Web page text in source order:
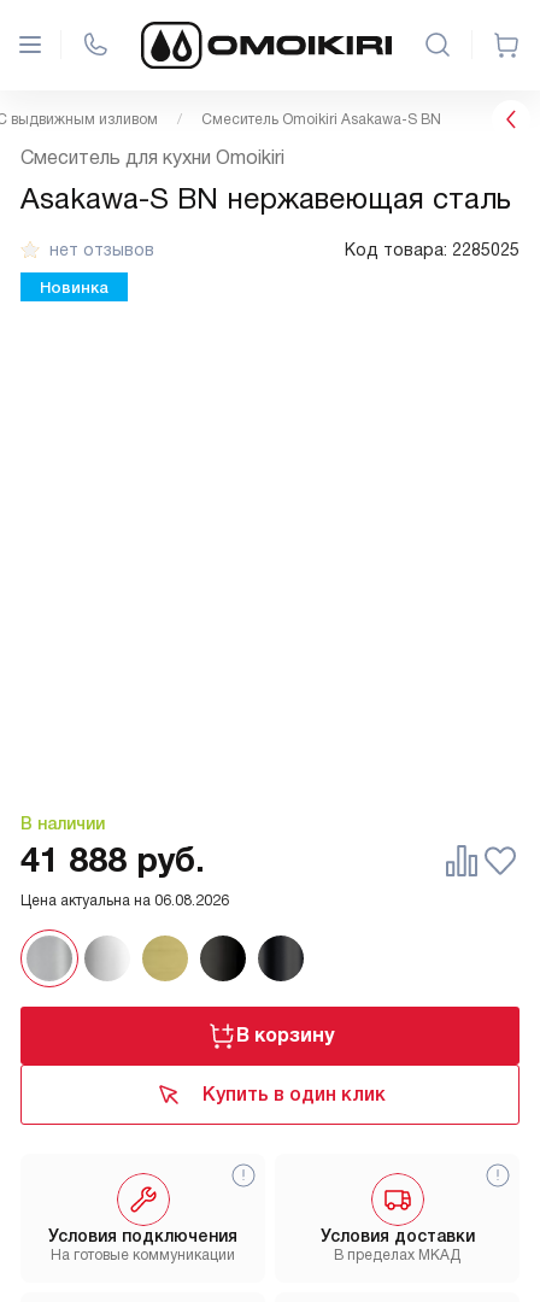
выдвижным изливом Смеситель Omoikiri Asakawa-S BN
нет отзывов Код товара: 2285025
В наличии
Новинка
Смеситель для кухни Omoikiri
Asakawa-S BN нержавеющая сталь
Цена актуальна на 06.08.2026
41 888 руб.
В корзину
Купить в один клик
Условия доставки
В пределах МКАД
Условия подключения
На готовые коммуникации